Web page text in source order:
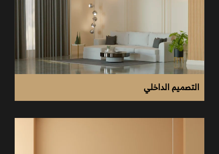
تأكد من وضوح بنود العقد وتفاصيل التكلفة قبل التعاقد.
اختر شركة توفر فريق دعم متعاون وسريع الاستجابة
لاستفساراتك.
التصميم الداخلي